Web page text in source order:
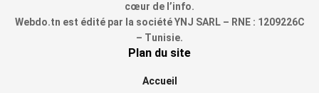
cœur de l’info.
Webdo.tn est édité par la société YNJ SARL – RNE : 1209226C
– Tunisie.
Plan du site
Accueil